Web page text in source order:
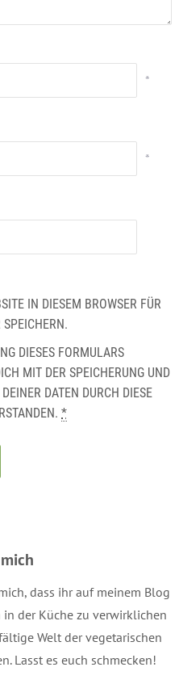
*
*
IN DIESEM BROWSER FÜR
DIESES FORMULARS
MIT DER SPEICHERUNG UND
DATEN DURCH DIESE
*
dass ihr auf meinem Blog
der Küche zu verwirklichen
Welt der vegetarischen
Lasst es euch schmecken!